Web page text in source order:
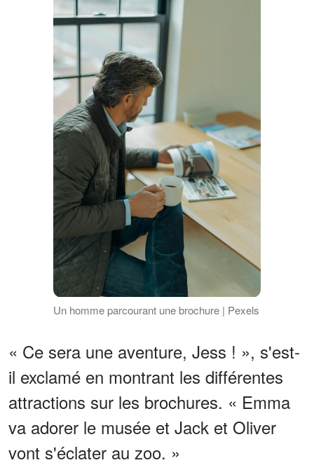
Un homme parcourant une brochure | Pexels
« Ce sera une aventure, Jess ! », s'est-
il exclamé en montrant les différentes
attractions sur les brochures. « Emma
va adorer le musée et Jack et Oliver
vont s'éclater au zoo. »